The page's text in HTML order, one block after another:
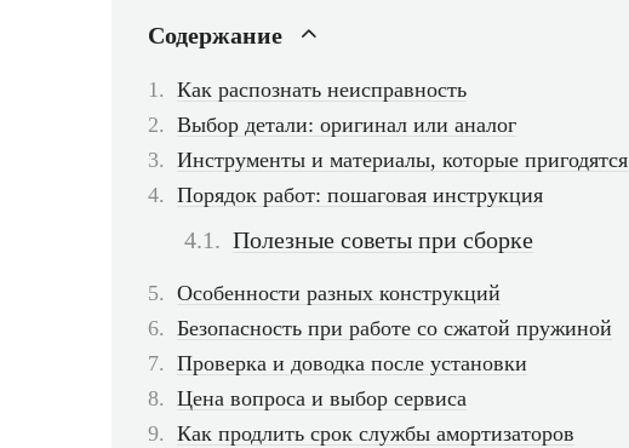
Содержание
Как распознать неисправность
Выбор детали: оригинал или аналог
Инструменты и материалы, которые пригодятся
Порядок работ: пошаговая инструкция
Полезные советы при сборке
Особенности разных конструкций
Безопасность при работе со сжатой пружиной
Проверка и доводка после установки
Цена вопроса и выбор сервиса
Как продлить срок службы амортизаторов